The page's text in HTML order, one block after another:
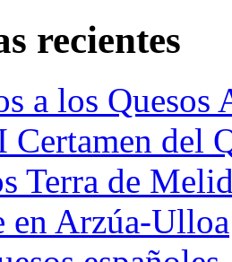
recientes
a los Quesos
del
Terra de
en Arzúa-Ulloa